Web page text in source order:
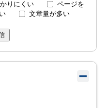
りにくい
ページを
文章量が多い